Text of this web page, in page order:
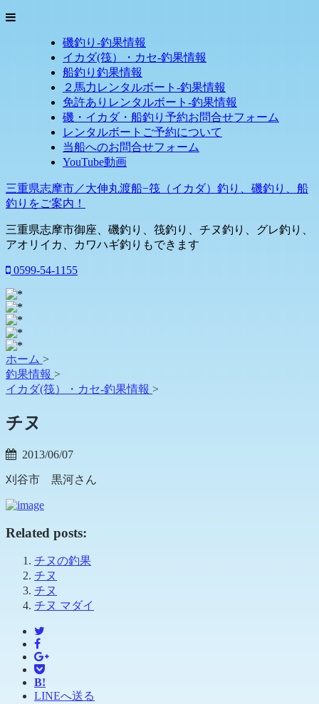
磯釣り-釣果情報
イカダ(筏）・カセ-釣果情報
船釣り釣果情報
２馬力レンタルボート-釣果情報
免許ありレンタルボート-釣果情報
磯・イカダ・船釣り予約お問合せフォーム
レンタルボートご予約について
当船へのお問合せフォーム
YouTube動画
三重県志摩市／大伸丸渡船−筏（イカダ）釣り、磯釣り、船
釣りをご案内！
三重県志摩市御座、磯釣り、筏釣り、チヌ釣り、グレ釣り、
アオリイカ、カワハギ釣りもできます
0599-54-1155
ホーム >
釣果情報 >
イカダ(筏）・カセ-釣果情報 >
チヌ
2013/06/07
刈谷市 黒河さん
Related posts:
チヌの釣果
チヌ
チヌ
チヌ マダイ
B!
LINEへ送る